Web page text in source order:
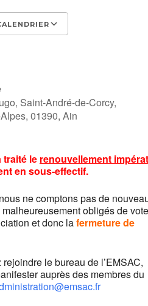
Saint-André-de-Corcy,
01390, Ain
traité le renouvellement
en sous-effectif.
ne comptons pas de
obligés de
et donc lafermeture de
le bureau de l’EMSAC,
auprès des membres du